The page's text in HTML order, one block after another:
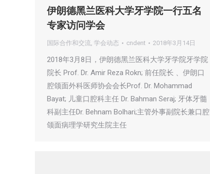
伊朗德黑兰医科大学牙学院一行五名
专家访问学会
国际合作和交流, 学会动态 cndent 2018年3月14日
2018年3月8日，伊朗德黑兰医科大学牙学院牙学院
院长 Prof. Dr. Amir Reza Rokn; 前任院长 、伊朗口
腔颌面外科医师协会会长Prof. Dr. Mohammad
Bayat; 儿童口腔科主任 Dr. Bahman Seraj; 牙体牙髓
科副主任Dr. Behnam Bolhari;主管外事副院长兼口腔
颌面病理学研究生院主任